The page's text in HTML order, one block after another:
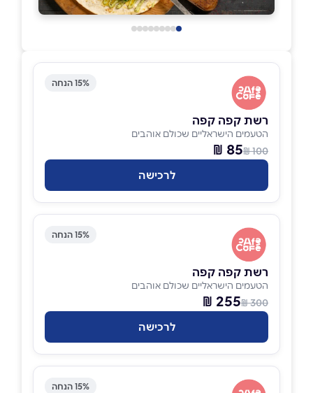
15% הנחה
רשת קפה קפה
הטעמים הישראליים שכולם אוהבים
100 ₪
85 ₪
לרכישה
15% הנחה
רשת קפה קפה
הטעמים הישראליים שכולם אוהבים
300 ₪
255 ₪
לרכישה
15% הנחה